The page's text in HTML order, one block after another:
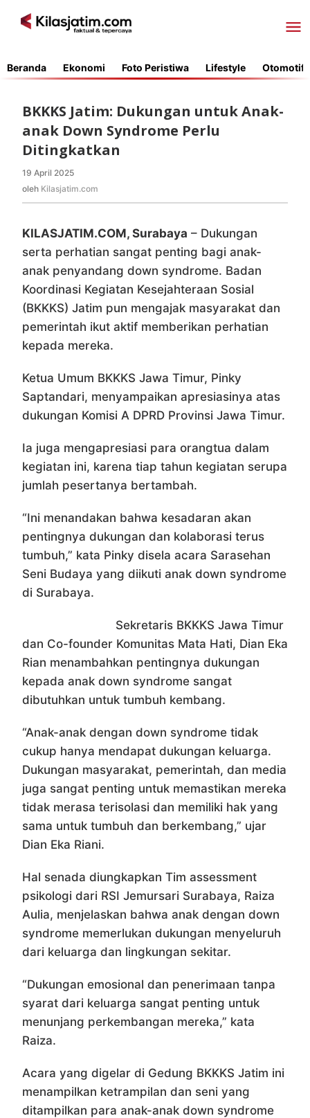
Beranda Ekonomi Foto Peristiwa Lifestyle Otomotif
BKKKS Jatim: Dukungan untuk Anak-
anak Down Syndrome Perlu
Ditingkatkan
19 April 2025
Kilasjatim.com
oleh Kilasjatim.com
KILASJATIM.COM, Surabaya – Dukungan
serta perhatian sangat penting bagi anak-
anak penyandang down syndrome. Badan
Koordinasi Kegiatan Kesejahteraan Sosial
(BKKKS) Jatim pun mengajak masyarakat dan
pemerintah ikut aktif memberikan perhatian
kepada mereka.
Ketua Umum BKKKS Jawa Timur, Pinky
Saptandari, menyampaikan apresiasinya atas
dukungan Komisi A DPRD Provinsi Jawa Timur.
Ia juga mengapresiasi para orangtua dalam
kegiatan ini, karena tiap tahun kegiatan serupa
jumlah pesertanya bertambah.
“Ini menandakan bahwa kesadaran akan
pentingnya dukungan dan kolaborasi terus
tumbuh,” kata Pinky disela acara Sarasehan
Seni Budaya yang diikuti anak down syndrome
di Surabaya.
Sekretaris BKKKS Jawa Timur
dan Co-founder Komunitas Mata Hati, Dian Eka
Rian menambahkan pentingnya dukungan
kepada anak down syndrome sangat
dibutuhkan untuk tumbuh kembang.
“Anak-anak dengan down syndrome tidak
cukup hanya mendapat dukungan keluarga.
Dukungan masyarakat, pemerintah, dan media
juga sangat penting untuk memastikan mereka
tidak merasa terisolasi dan memiliki hak yang
sama untuk tumbuh dan berkembang,” ujar
Dian Eka Riani.
Hal senada diungkapkan Tim assessment
psikologi dari RSI Jemursari Surabaya, Raiza
Aulia, menjelaskan bahwa anak dengan down
syndrome memerlukan dukungan menyeluruh
dari keluarga dan lingkungan sekitar.
“Dukungan emosional dan penerimaan tanpa
syarat dari keluarga sangat penting untuk
menunjang perkembangan mereka,” kata
Raiza.
Acara yang digelar di Gedung BKKKS Jatim ini
menampilkan ketrampilan dan seni yang
ditampilkan para anak-anak down syndrome